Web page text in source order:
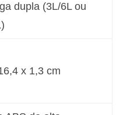
dupla (3L/6L ou
x 1,3 cm